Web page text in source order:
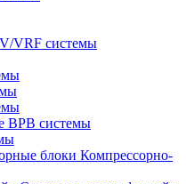
VRF системы
ВРВ системы
Компрессорно-